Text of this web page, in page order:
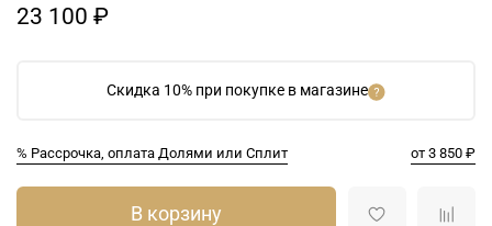
Скидка 10% при покупке в магазине
% Рассрочка, оплата Долями или Сплит от 3 850 ₽
23 100 ₽
В корзину